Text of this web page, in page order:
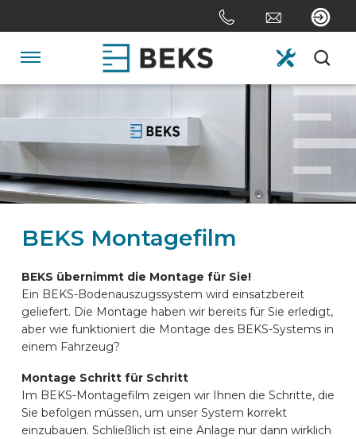
to
Jump
the
navigation
ÜBER UNS
ANPASSUNG
SEKTOREN
AUTOMARKEN
KONTAKT
BEKS Montagefilm
BEKS übernimmt die Montage für Sie!
Ein BEKS-Bodenauszugssystem wird einsatzbereit
geliefert. Die Montage haben wir bereits für Sie erledigt,
aber wie funktioniert die Montage des BEKS-Systems in
einem Fahrzeug?
Montage Schritt für Schritt
Im BEKS-Montagefilm zeigen wir Ihnen die Schritte, die
Sie befolgen müssen, um unser System korrekt
einzubauen. Schließlich ist eine Anlage nur dann wirklich